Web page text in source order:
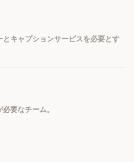
キャプションサービスを必要とす
要なチーム。